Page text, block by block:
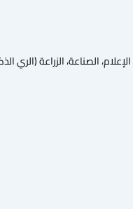
الصناعة، الزراعة (الري